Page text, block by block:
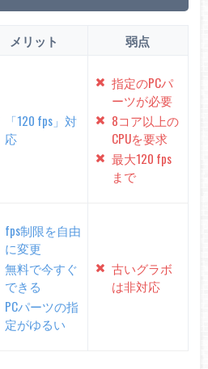
メリット 弱点
「120 fps」対
応
指定のPCパ
ーツが必要
8コア以上の
CPUを要求
最大120 fps
まで
fps制限を自由
に変更
無料で今すぐ
できる
PCパーツの指
定がゆるい
古いグラボ
は非対応